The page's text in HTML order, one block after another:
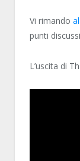
Vi rimando
punti
L’uscita di